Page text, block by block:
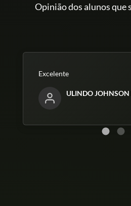
Opinião dos alunos que
Excelente
ULINDO JOHNSON